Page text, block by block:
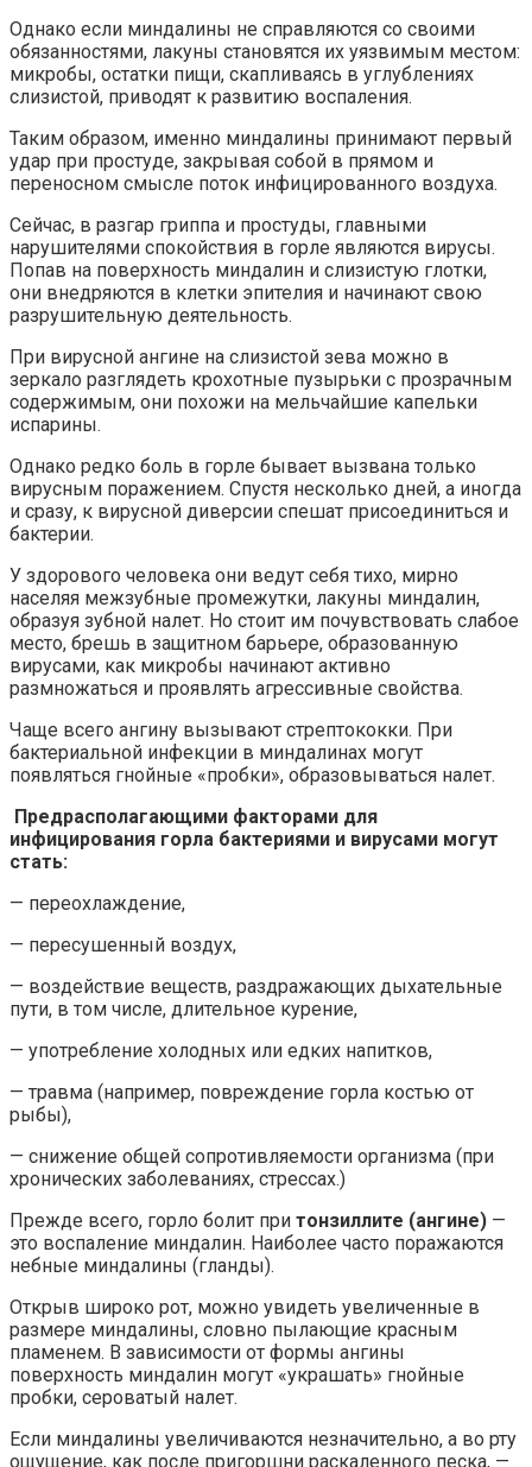
Однако если миндалины не справляются со своими
обязанностями, лакуны становятся их уязвимым местом:
микробы, остатки пищи, скапливаясь в углублениях
слизистой, приводят к развитию воспаления.
Таким образом, именно миндалины принимают первый
удар при простуде, закрывая собой в прямом и
переносном смысле поток инфицированного воздуха.
Сейчас, в разгар гриппа и простуды, главными
нарушителями спокойствия в горле являются вирусы.
Попав на поверхность миндалин и слизистую глотки,
они внедряются в клетки эпителия и начинают свою
разрушительную деятельность.
При вирусной ангине на слизистой зева можно в
зеркало разглядеть крохотные пузырьки с прозрачным
содержимым, они похожи на мельчайшие капельки
испарины.
Однако редко боль в горле бывает вызвана только
вирусным поражением. Спустя несколько дней, а иногда
и сразу, к вирусной диверсии спешат присоединиться и
бактерии.
У здорового человека они ведут себя тихо, мирно
населяя межзубные промежутки, лакуны миндалин,
образуя зубной налет. Но стоит им почувствовать слабое
место, брешь в защитном барьере, образованную
вирусами, как микробы начинают активно
размножаться и проявлять агрессивные свойства.
Чаще всего ангину вызывают стрептококки. При
бактериальной инфекции в миндалинах могут
появляться гнойные «пробки», образовываться налет.
Предрасполагающими факторами для
инфицирования горла бактериями и вирусами могут
стать:
— переохлаждение,
— пересушенный воздух,
— воздействие веществ, раздражающих дыхательные
пути, в том числе, длительное курение,
— употребление холодных или едких напитков,
— травма (например, повреждение горла костью от
рыбы),
— снижение общей сопротивляемости организма (при
хронических заболеваниях, стрессах.)
Прежде всего, горло болит при тонзиллите (ангине) —
это воспаление миндалин. Наиболее часто поражаются
небные миндалины (гланды).
Открыв широко рот, можно увидеть увеличенные в
размере миндалины, словно пылающие красным
пламенем. В зависимости от формы ангины
поверхность миндалин могут «украшать» гнойные
пробки, сероватый налет.
Если миндалины увеличиваются незначительно, а во рту
ощущение, как после пригоршни раскаленного песка, —